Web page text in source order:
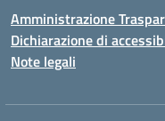
Amministrazione
Dichiarazione di
Note legali